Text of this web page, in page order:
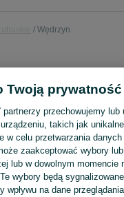
Wędrzyn
wyszukiwania
morski amazon
Twoją prywatność
partnerzy przechowujemy lub
takich jak
w celu przetwarzania
zaakceptować wybory
lub w dowolnym momencie
wybory będą
wpływu na dane